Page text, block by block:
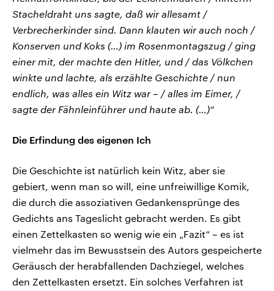
Stacheldraht uns sagte, daß wir allesamt /
Verbrecherkinder sind. Dann klauten wir auch noch /
Konserven und Koks (…) im Rosenmontagszug / ging
einer mit, der machte den Hitler, und / das Völkchen
winkte und lachte, als erzählte Geschichte / nun
endlich, was alles ein Witz war – / alles im Eimer, /
sagte der Fähnleinführer und haute ab. (…)“
Die Erfindung des eigenen Ich
Die Geschichte ist natürlich kein Witz, aber sie
gebiert, wenn man so will, eine unfreiwillige Komik,
die durch die assoziativen Gedankensprünge des
Gedichts ans Tageslicht gebracht werden. Es gibt
einen Zettelkasten so wenig wie ein „Fazit“ – es ist
vielmehr das im Bewusstsein des Autors gespeicherte
Geräusch der herabfallenden Dachziegel, welches
den Zettelkasten ersetzt. Ein solches Verfahren ist